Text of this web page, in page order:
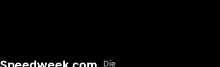
Die